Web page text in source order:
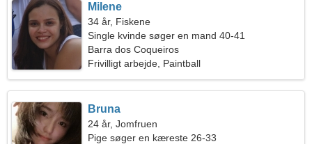
Milene
34 år, Fiskene
Single kvinde søger en mand 40-41
Barra dos Coqueiros
Frivilligt arbejde, Paintball
Bruna
24 år, Jomfruen
Pige søger en kæreste 26-33